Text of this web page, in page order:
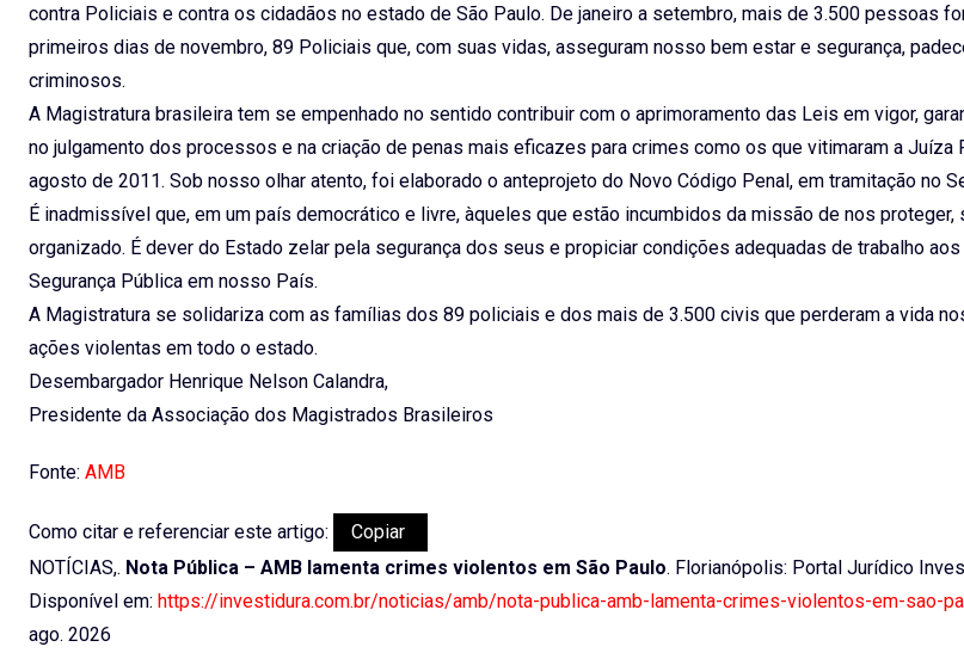
contra Policiais e contra os cidadãos no estado de São Paulo. De janeiro a setembro, mais de 3.500 pessoas
primeiros dias de novembro, 89 Policiais que, com suas vidas, asseguram nosso bem estar e segurança,
criminosos.
A Magistratura brasileira tem se empenhado no sentido contribuir com o aprimoramento das Leis em vigor,
no julgamento dos processos e na criação de penas mais eficazes para crimes como os que vitimaram a Juíza
agosto de 2011. Sob nosso olhar atento, foi elaborado o anteprojeto do Novo Código Penal, em tramitação no
É inadmissível que, em um país democrático e livre, àqueles que estão incumbidos da missão de nos proteger,
organizado. É dever do Estado zelar pela segurança dos seus e propiciar condições adequadas de trabalho
Segurança Pública em nosso País.
A Magistratura se solidariza com as famílias dos 89 policiais e dos mais de 3.500 civis que perderam a vida
ações violentas em todo o estado.
Desembargador Henrique Nelson Calandra,
Presidente da Associação dos Magistrados Brasileiros
Fonte: AMB
Como citar e referenciar este artigo:
Copiar
NOTÍCIAS,. Nota Pública – AMB lamenta crimes violentos em São Paulo. Florianópolis: Portal Jurídico
Disponível em: https://investidura.com.br/noticias/amb/nota-publica-amb-lamenta-crimes-violentos-em-sao-
ago. 2026